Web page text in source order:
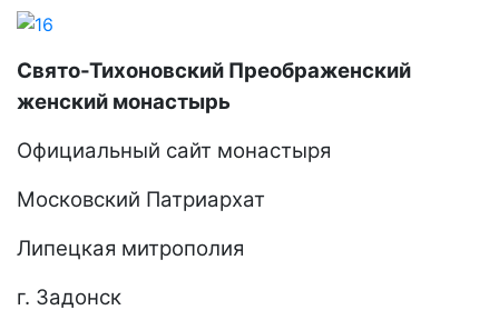
Свято-Тихоновский Преображенский
женский монастырь
Официальный сайт монастыря
Московский Патриархат
Липецкая митрополия
г. Задонск